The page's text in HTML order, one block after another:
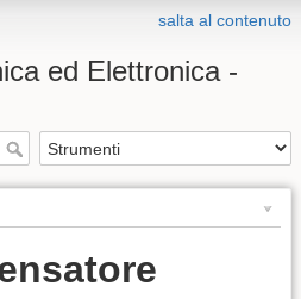
salta al contenuto
ed Elettronica -